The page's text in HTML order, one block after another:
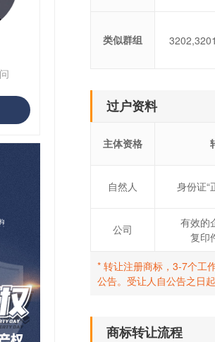
类似群组
过户资料
主体资格
自然人 身份证“
公司
有效的
复印
* 转让注册商标，3-7个工
公告。受让人自公告之日
商标转让流程